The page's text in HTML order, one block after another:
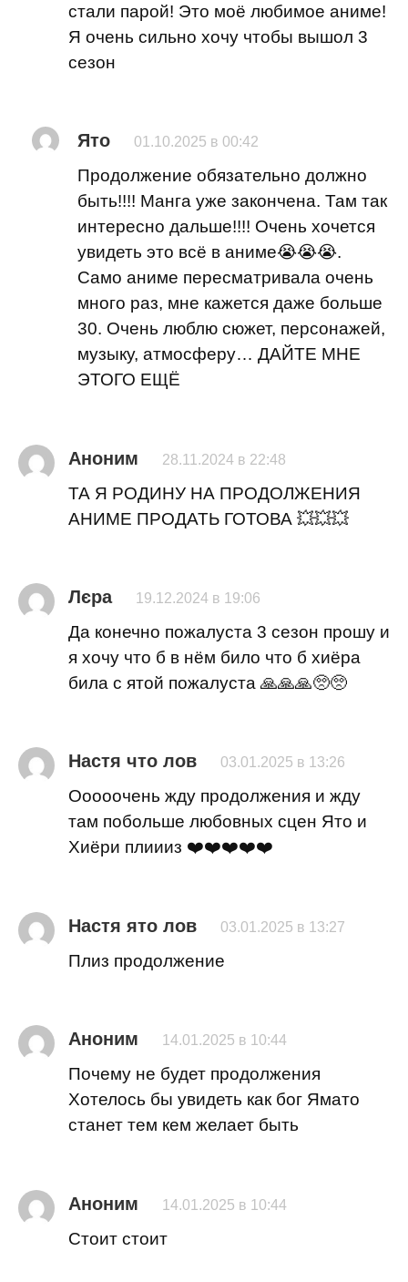
стали парой! Это моё любимое аниме!
Я очень сильно хочу чтобы вышол 3
сезон
Ято 01.10.2025 в 00:42
Продолжение обязательно должно
быть!!!! Манга уже закончена. Там так
интересно дальше!!!! Очень хочется
увидеть это всё в аниме😭😭😭.
Само аниме пересматривала очень
много раз, мне кажется даже больше
30. Очень люблю сюжет, персонажей,
музыку, атмосферу… ДАЙТЕ МНЕ
ЭТОГО ЕЩЁ
Аноним 28.11.2024 в 22:48
ТА Я РОДИНУ НА ПРОДОЛЖЕНИЯ
АНИМЕ ПРОДАТЬ ГОТОВА 💥💥💥
Лєра 19.12.2024 в 19:06
Да конечно пожалуста 3 сезон прошу и
я хочу что б в нём било что б хиёра
била с ятой пожалуста 🙏🙏🙏🥺🥺
Настя что лов 03.01.2025 в 13:26
Ооооочень жду продолжения и жду
там побольше любовных сцен Ято и
Хиёри плиииз ❤️❤️❤️❤️❤️
Настя ято лов 03.01.2025 в 13:27
Плиз продолжение
Аноним 14.01.2025 в 10:44
Почему не будет продолжения
Хотелось бы увидеть как бог Ямато
станет тем кем желает быть
Аноним 14.01.2025 в 10:44
Стоит стоит